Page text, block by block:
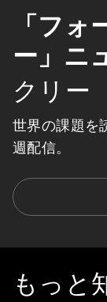
「フォ
ー」ニ
クリー
世界の課題を
週配信。
もっと